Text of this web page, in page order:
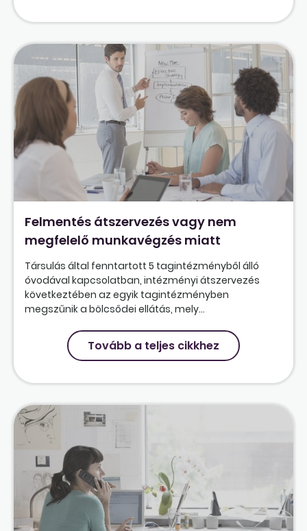
Felmentés átszervezés vagy nem
megfelelő munkavégzés miatt
Társulás által fenntartott 5 tagintézményből álló
óvodával kapcsolatban, intézményi átszervezés
következtében az egyik tagintézményben
megszűnik a bölcsődei ellátás, mely...
Tovább a teljes cikkhez